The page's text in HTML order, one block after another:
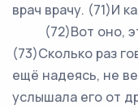
врач врачу. (71)И
(72)Вот оно,
(73)Сколько раз
ещё надеясь, не
услышала его от